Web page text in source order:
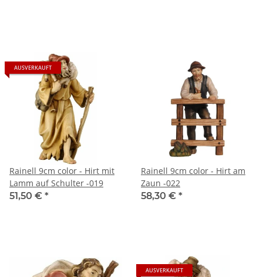
AUSVERKAUFT
Rainell 9cm color - Hirt mit
Lamm auf Schulter -019
51,50 € *
Rainell 9cm color - Hirt am
Zaun -022
58,30 € *
AUSVERKAUFT